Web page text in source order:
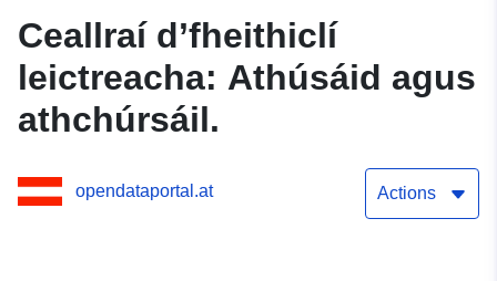
Ceallraí d’fheithiclí
leictreacha: Athúsáid agus
athchúrsáil.
opendataportal.at Actions